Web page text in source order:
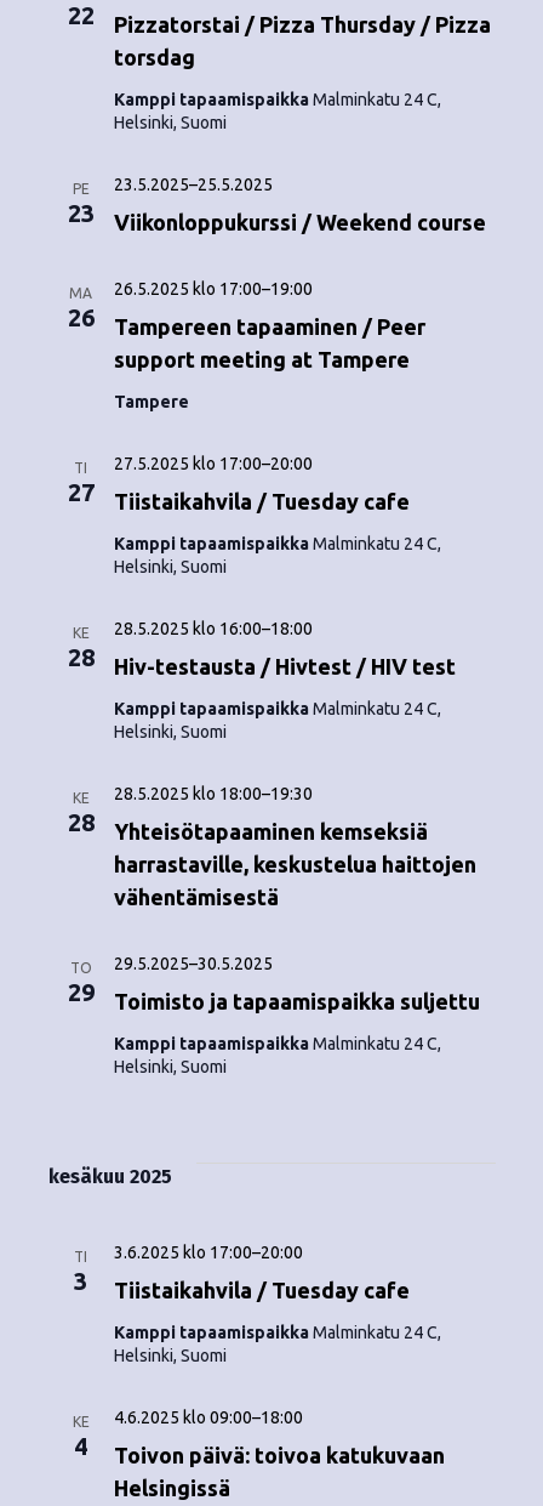
o
i
N
22
Pizzatorstai / Pizza Thursday / Pizza
torsdag
Kamppi tapaamispaikkaMalminkatu 24 C,
Helsinki, Suomi
PE
23 Viikonloppukurssi / Weekend course
23.5.2025–25.5.2025
MA
26
Tampereen tapaaminen / Peer
support meeting at Tampere
26.5.2025 klo 17:00–19:00
Tampere
TI
27 Tiistaikahvila / Tuesday cafe
27.5.2025 klo 17:00–20:00
Kamppi tapaamispaikkaMalminkatu 24 C,
Helsinki, Suomi
KE
28 Hiv-testausta / Hivtest / HIV test
28.5.2025 klo 16:00–18:00
Kamppi tapaamispaikkaMalminkatu 24 C,
Helsinki, Suomi
KE
28
Yhteisötapaaminen kemseksiä
harrastaville, keskustelua haittojen
vähentämisestä
28.5.2025 klo 18:00–19:30
TO
29 Toimisto ja tapaamispaikka suljettu
29.5.2025–30.5.2025
Kamppi tapaamispaikkaMalminkatu 24 C,
Helsinki, Suomi
kesäkuu 2025
TI
3 Tiistaikahvila / Tuesday cafe
3.6.2025 klo 17:00–20:00
Kamppi tapaamispaikkaMalminkatu 24 C,
Helsinki, Suomi
KE
4
Toivon päivä: toivoa katukuvaan
Helsingissä
4.6.2025 klo 09:00–18:00